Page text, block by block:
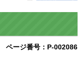
ページ番号：P-002086